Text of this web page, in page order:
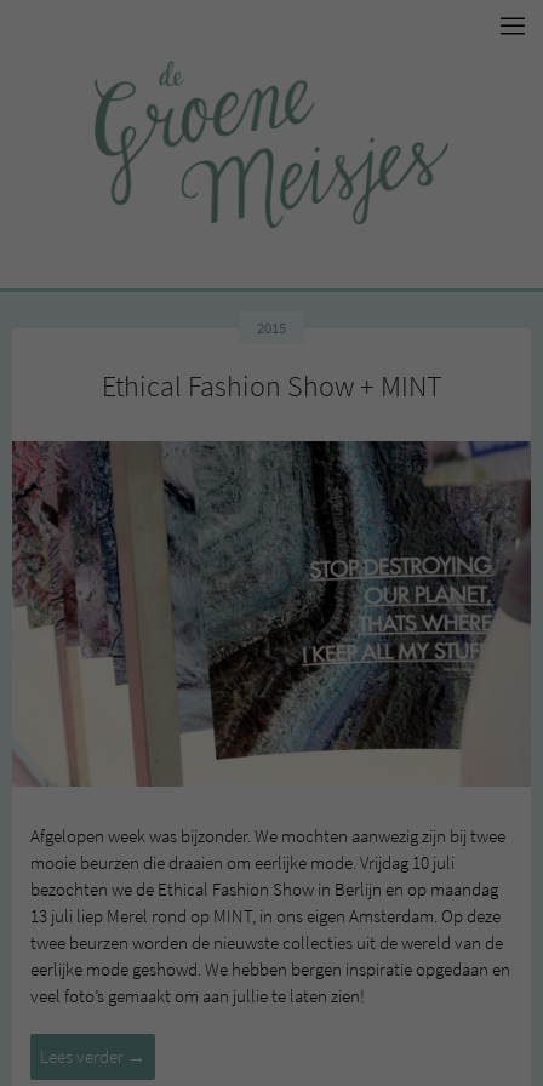
2015
Ethical Fashion Show + MINT
Afgelopen week was bijzonder. We mochten aanwezig zijn bij twee
mooie beurzen die draaien om eerlijke mode. Vrijdag 10 juli
bezochten we de Ethical Fashion Show in Berlijn en op maandag
13 juli liep Merel rond op MINT, in ons eigen Amsterdam. Op deze
twee beurzen worden de nieuwste collecties uit de wereld van de
eerlijke mode geshowd. We hebben bergen inspiratie opgedaan en
veel foto’s gemaakt om aan jullie te laten zien!
Lees verder Ethical
→